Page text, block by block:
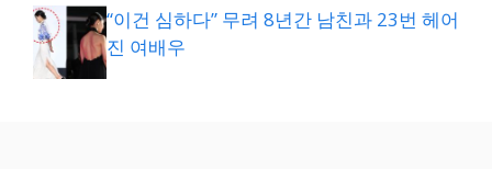
“이건 심하다” 무려 8년간 남친과 23번 헤어
진 여배우